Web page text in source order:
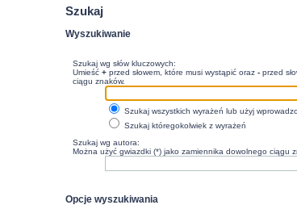
Szukaj
Wyszukiwanie
Szukaj wg słów kluczowych:
Umieść+ przed słowem, które musi wystąpić oraz- przed
ciągu znaków.
Szukaj wszystkich wyrażeń lub użyj
Szukaj któregokolwiek z wyrażeń
Szukaj wg autora:
Można użyć gwiazdki (*) jako zamiennika dowolnego ciągu
Opcje wyszukiwania